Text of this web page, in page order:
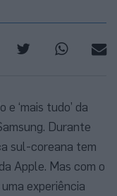
‘mais tudo’ da
Durante
sul-coreana tem
Apple. Mas com o
experiência